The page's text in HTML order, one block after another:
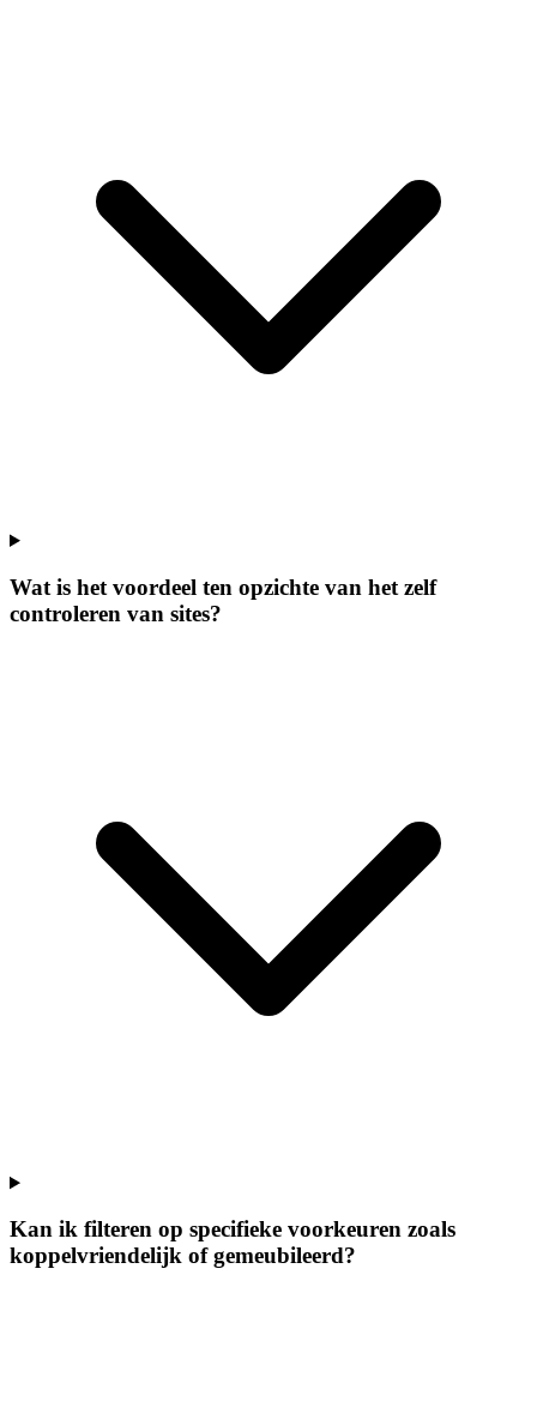
Wat is het voordeel ten opzichte van het zelf
controleren van sites?
Kan ik filteren op specifieke voorkeuren zoals
koppelvriendelijk of gemeubileerd?